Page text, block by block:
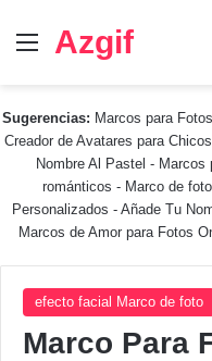
Menú
Azgif
Sugerencias: Marcos para
Creador de Avatares para Chicos
Nombre Al Pastel - Marcos
románticos - Marco de
Personalizados - Añade Tu
Marcos de Amor para Fotos
efecto facial Marco de foto
Marco Para